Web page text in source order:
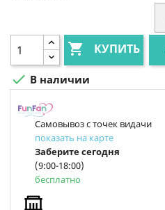
 КУПИТЬ
 В наличии
Самовывоз с точек видачи
показать на карте
Заберите сегодня
(9:00-18:00)
бесплатно